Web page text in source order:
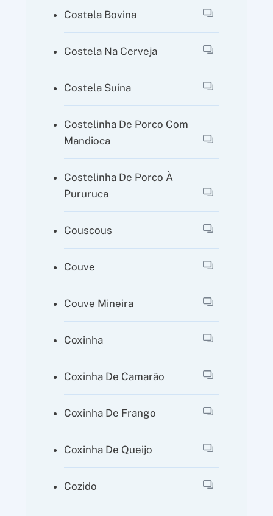
Costela Bovina
Costela Na Cerveja
Costela Suína
Costelinha De Porco Com
Mandioca
Costelinha De Porco À
Pururuca
Couscous
Couve
Couve Mineira
Coxinha
Coxinha De Camarão
Coxinha De Frango
Coxinha De Queijo
Cozido